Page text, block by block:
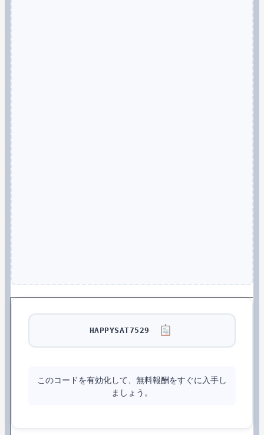
HAPPYSAT7529
このコードを有効化して、無料報酬をすぐに入手し
ましょう。